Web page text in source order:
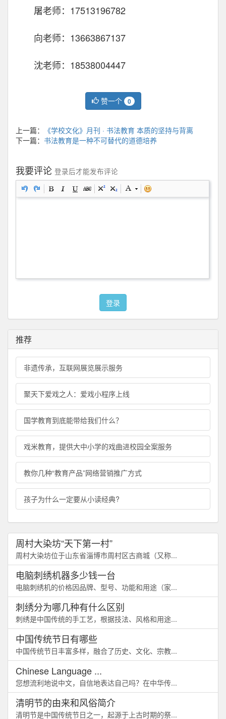
屠老师：17513196782
向老师：13663867137
沈老师：18538004447
赞一个 0
上一篇：
《学校文化》月刊 · 书法教育 本质的坚持与背离
下一篇： 书法教育是一种不可替代的道德培养
我要评论 登录后才能发布评论
登录
推荐
非遗传承，互联网展览展示服务
聚天下爱戏之人：爱戏小程序上线
国学教育到底能带给我们什么？
戏米教育，提供大中小学的戏曲进校园全案服务
教你几种“教育产品”网络营销推广方式
孩子为什么一定要从小读经典?
周村大染坊“天下第一村”
周村大染坊位于山东省淄博市周村区古商城（又称...
电脑刺绣机器多少钱一台
电脑刺绣机的价格因品牌、型号、功能和用途（家...
刺绣分为哪几种有什么区别
刺绣是中国传统的手工艺，根据技法、风格和用途...
中国传统节日有哪些
中国传统节日丰富多样，融合了历史、文化、宗教...
Chinese Language ...
您想流利地说中文，自信地表达自己吗？在中华传...
清明节的由来和风俗简介
清明节是中国传统节日之一，起源于上古时期的祭...